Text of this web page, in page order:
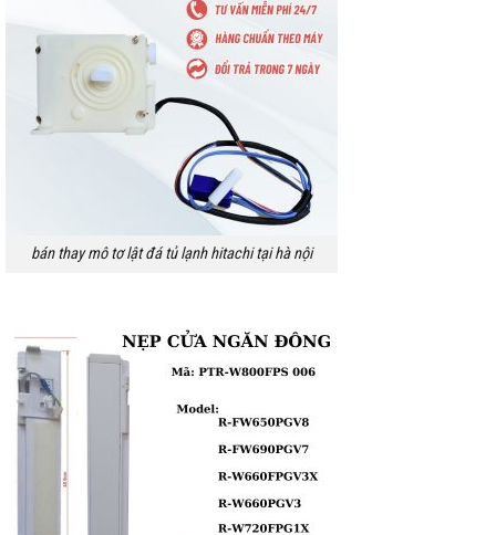
bán thay mô tơ lật đá tủ lạnh hitachi tại hà nội